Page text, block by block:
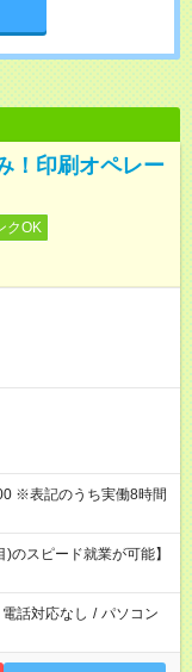
！印刷オペレー
クOK
間
のスピード就業が可能】
電話対応なし / パソコン